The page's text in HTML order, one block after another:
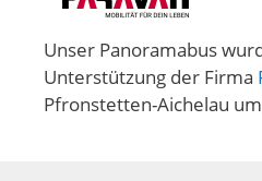
Unser Panoramabus
Unterstützung der Firma
Pfronstetten-Aichelau